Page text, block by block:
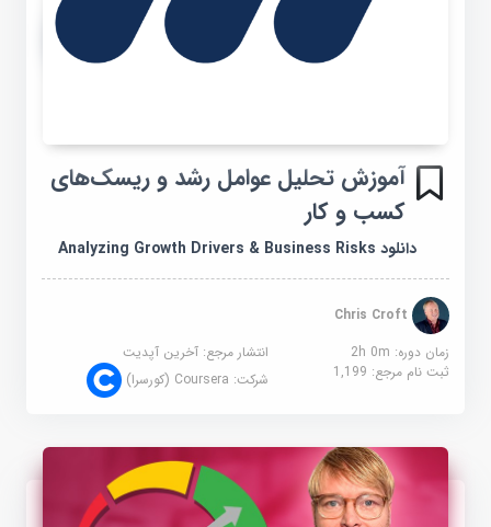
آموزش تحلیل عوامل رشد و ریسک‌های
کسب‌ و کار
دانلود Analyzing Growth Drivers & Business Risks
Chris Croft
زمان دوره: 2h 0m
انتشار مرجع:آخرین آپدیت
ثبت نام مرجع:1,199 شرکت:Coursera (کورسرا)